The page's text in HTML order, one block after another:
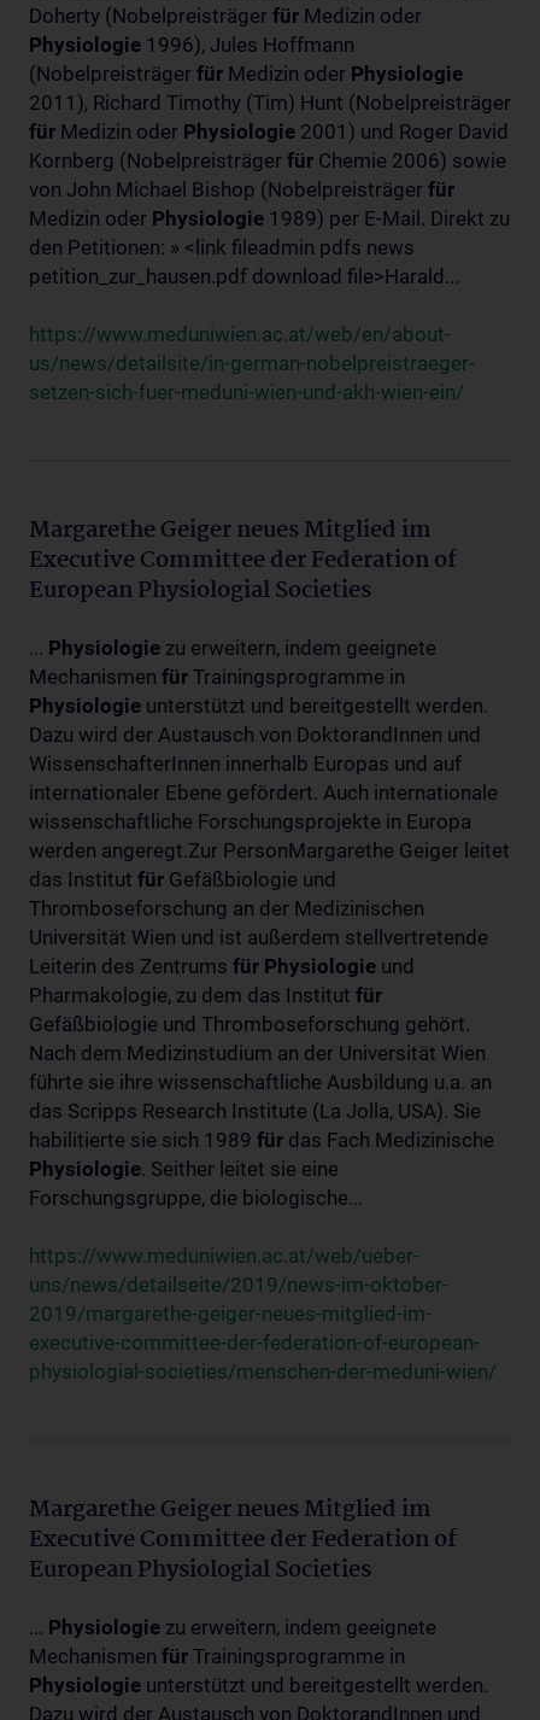
Doherty (Nobelpreisträger für Medizin oder
Physiologie 1996), Jules Hoffmann
(Nobelpreisträger für Medizin oder Physiologie
2011), Richard Timothy (Tim) Hunt (Nobelpreisträger
für Medizin oder Physiologie 2001) und Roger David
Kornberg (Nobelpreisträger für Chemie 2006) sowie
von John Michael Bishop (Nobelpreisträger für
Medizin oder Physiologie 1989) per E-Mail. Direkt zu
den Petitionen: » <link fileadmin pdfs news
petition_zur_hausen.pdf download file>Harald...
https://www.meduniwien.ac.at/web/en/about-
us/news/detailsite/in-german-nobelpreistraeger-
setzen-sich-fuer-meduni-wien-und-akh-wien-ein/
Margarethe Geiger neues Mitglied im
Executive Committee der Federation of
European Physiologial Societies
... Physiologie zu erweitern, indem geeignete
Mechanismen für Trainingsprogramme in
Physiologie unterstützt und bereitgestellt werden.
Dazu wird der Austausch von DoktorandInnen und
WissenschafterInnen innerhalb Europas und auf
internationaler Ebene gefördert. Auch internationale
wissenschaftliche Forschungsprojekte in Europa
werden angeregt.Zur PersonMargarethe Geiger leitet
das Institut für Gefäßbiologie und
Thromboseforschung an der Medizinischen
Universität Wien und ist außerdem stellvertretende
Leiterin des Zentrums für Physiologie und
Pharmakologie, zu dem das Institut für
Gefäßbiologie und Thromboseforschung gehört.
Nach dem Medizinstudium an der Universität Wien
führte sie ihre wissenschaftliche Ausbildung u.a. an
das Scripps Research Institute (La Jolla, USA). Sie
habilitierte sie sich 1989 für das Fach Medizinische
Physiologie. Seither leitet sie eine
Forschungsgruppe, die biologische...
https://www.meduniwien.ac.at/web/ueber-
uns/news/detailseite/2019/news-im-oktober-
2019/margarethe-geiger-neues-mitglied-im-
executive-committee-der-federation-of-european-
physiologial-societies/menschen-der-meduni-wien/
Margarethe Geiger neues Mitglied im
Executive Committee der Federation of
European Physiologial Societies
... Physiologie zu erweitern, indem geeignete
Mechanismen für Trainingsprogramme in
Physiologie unterstützt und bereitgestellt werden.
Dazu wird der Austausch von DoktorandInnen und